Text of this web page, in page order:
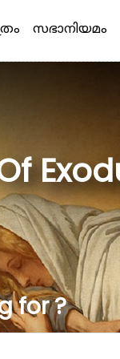
സഭാനിയമം
for ?